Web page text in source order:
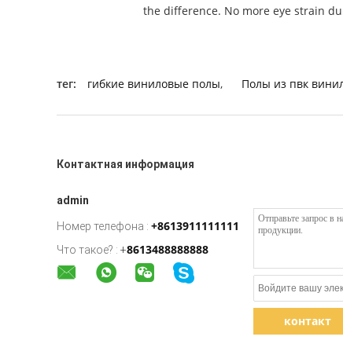
the difference. No more eye strain
тег: гибкие виниловые полы, Полы из пвк
Контактная информация
admin
Номер телефона : +8613911111111
Что такое? : +8613488888888
контакт